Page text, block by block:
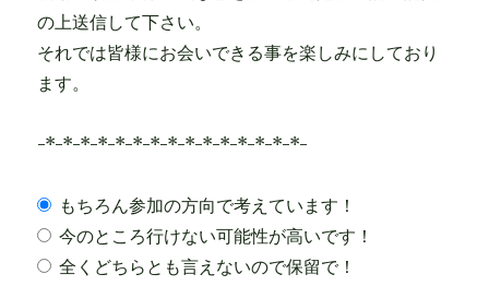
の上送信して下さい。
それでは皆様にお会いできる事を楽しみにしており
ます。
-*-*-*-*-*-*-*-*-*-*-*-*-*-*-*-
もちろん参加の方向で考えています！
今のところ行けない可能性が高いです！
全くどちらとも言えないので保留で！